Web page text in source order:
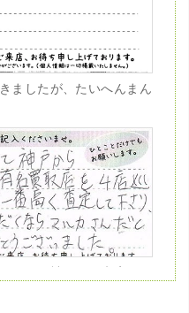
ましたが、たいへんまん
を見て神戸から来店。天
りましたがマルカさんが一